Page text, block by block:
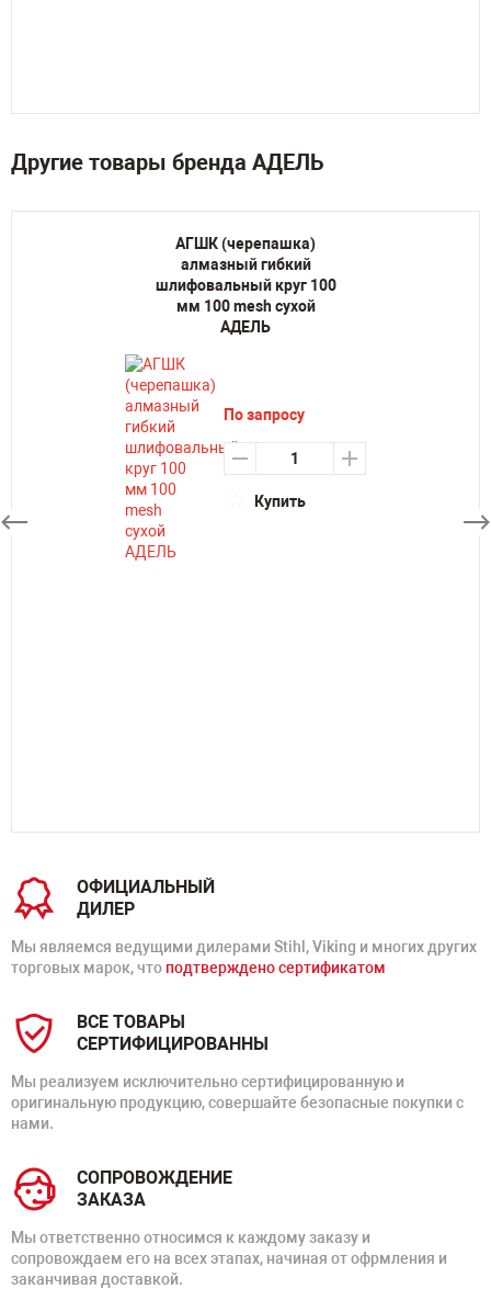
Другие товары бренда АДЕЛЬ
АГШК (черепашка)
алмазный гибкий
шлифовальный круг 100
мм 100 mesh сухой
АДЕЛЬ
По запросу
Купить
ОФИЦИАЛЬНЫЙ
ДИЛЕР
Мы являемся ведущими дилерами Stihl, Viking и многих других
торговых марок, что подтверждено сертификатом
ВСЕ ТОВАРЫ
СЕРТИФИЦИРОВАННЫ
Мы реализуем исключительно сертифицированную и
оригинальную продукцию, совершайте безопасные покупки с
нами.
СОПРОВОЖДЕНИЕ
ЗАКАЗА
Мы ответственно относимся к каждому заказу и
сопровождаем его на всех этапах, начиная от офрмления и
заканчивая доставкой.